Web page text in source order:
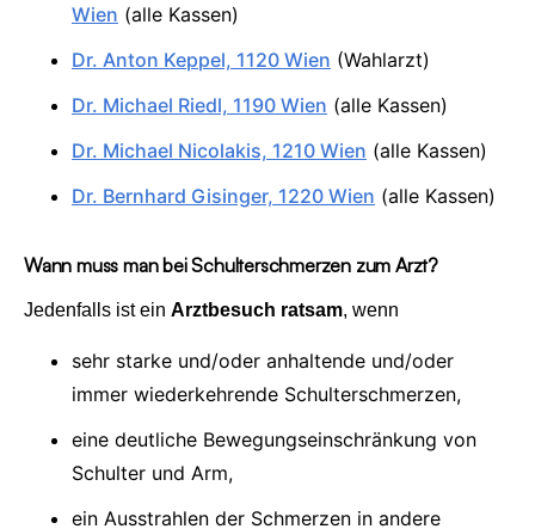
Wien (alle Kassen)
Dr. Anton Keppel, 1120 Wien (Wahlarzt)
Dr. Michael Riedl, 1190 Wien (alle Kassen)
Dr. Michael Nicolakis, 1210 Wien (alle Kassen)
Dr. Bernhard Gisinger, 1220 Wien (alle Kassen)
Wann muss man bei Schulterschmerzen zum Arzt?
Jedenfalls ist ein Arztbesuch ratsam, wenn
sehr starke und/oder anhaltende und/oder
immer wiederkehrende Schulterschmerzen,
eine deutliche Bewegungseinschränkung von
Schulter und Arm,
ein Ausstrahlen der Schmerzen in andere